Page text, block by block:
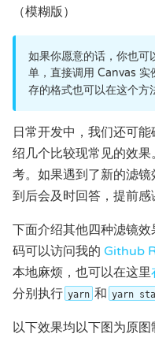
（模糊版）
如果你愿意的话，你也可
单，直接调用 Canvas 实
存的格式也可以在这个方
日常开发中，我们还可
绍几个比较现常见的效
考。如果遇到了新的滤
到后会及时回答，提前感
下面介绍其他四种滤镜
码可以访问我的 Github
本地麻烦，也可以在这里
分别执行 yarn 和 yarn
以下效果均以下图为原图